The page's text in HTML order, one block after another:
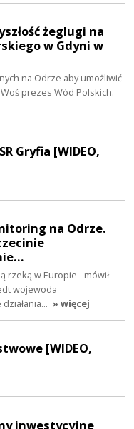
żeglugi na
w Gdyni w
na Odrze aby umożliwić
prezes Wód Polskich.
Gryfia [WIDEO,
na Odrze.
rzeką w Europie - mówił
wojewoda
» więcej
[WIDEO,
inwestycyjne